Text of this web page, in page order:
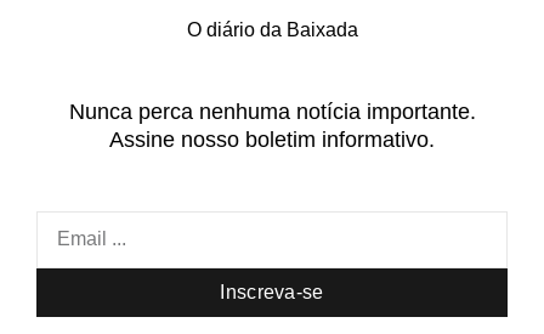
O diário da Baixada
Nunca perca nenhuma notícia importante.
Assine nosso boletim informativo.
Inscreva-se